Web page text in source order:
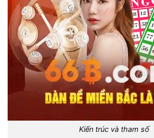
Kiến trúc và tham số